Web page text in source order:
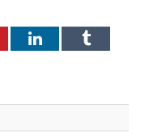
LinkedInTumblr